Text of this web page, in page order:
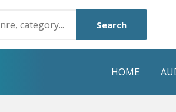
Search
HOME